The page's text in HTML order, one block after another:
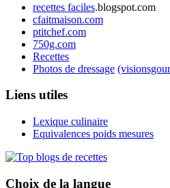
recettes faciles.blogspot.com
cfaitmaison.com
ptitchef.com
750g.com
Recettes
Photos de dressage
Liens utiles
Lexique culinaire
Equivalences poids mesures
Choix de la langue